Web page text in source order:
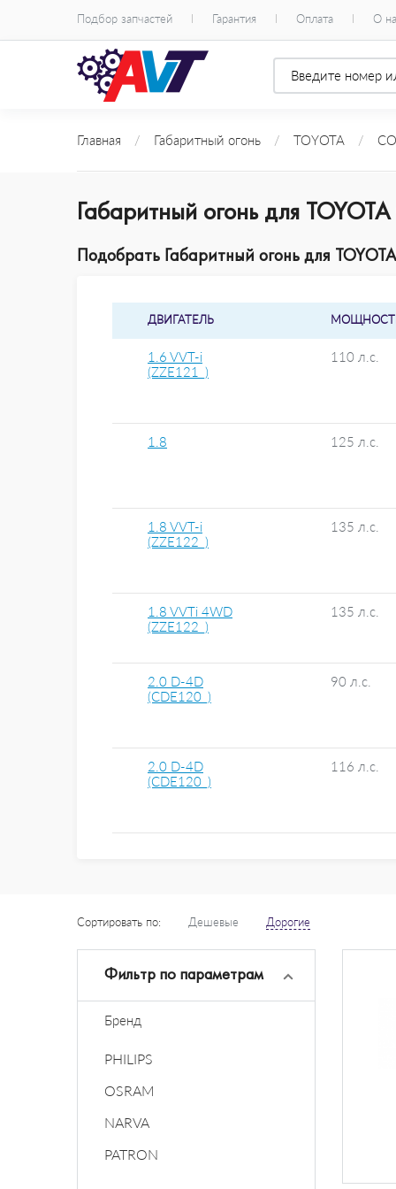
Подбор запчастей Гарантия Оплата О
Главная / Габаритный огонь / TOYOTA /
Габаритный огонь для
Подобрать Габаритный огонь для
ДВИГАТЕЛЬ
1.6 VVT-i
(ZZE121_)
110 л.с.
1.8 125 л.с.
1.8 VVT-i
(ZZE122_)
135 л.с.
1.8 VVTi 4WD
(ZZE122_)
135 л.с.
2.0 D-4D
(CDE120_)
90 л.с.
2.0 D-4D
(CDE120_)
116 л.с.
Сортировать по: Дешевые Дорогие
Фильтр по параметрам
Бренд
PHILIPS
OSRAM
NARVA
PATRON